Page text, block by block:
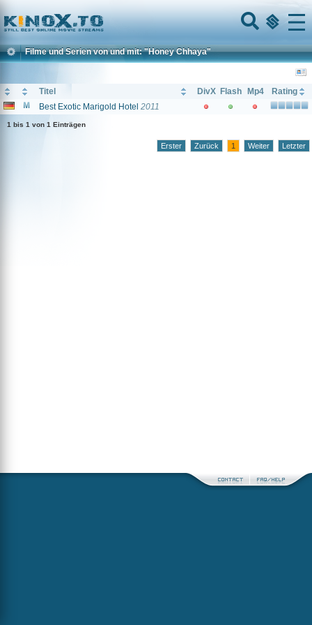
Home
Menu
Filme und Serien von und mit: "Honey Chhaya"
Titel DivX Flash Mp4
Rating
Best Exotic Marigold Hotel 2011
1 bis 1 von 1 Einträgen
Erster Zurück 1 Weiter Letzter